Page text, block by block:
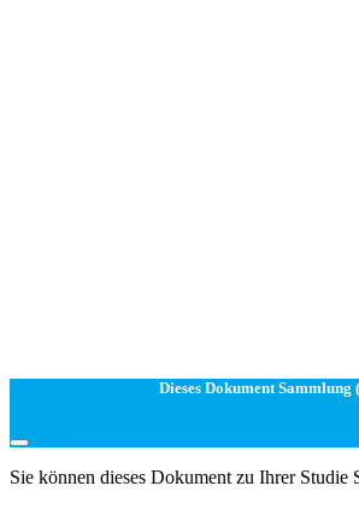
Dieses Dokument Sammlung
Sie können dieses Dokument zu Ihrer Studie